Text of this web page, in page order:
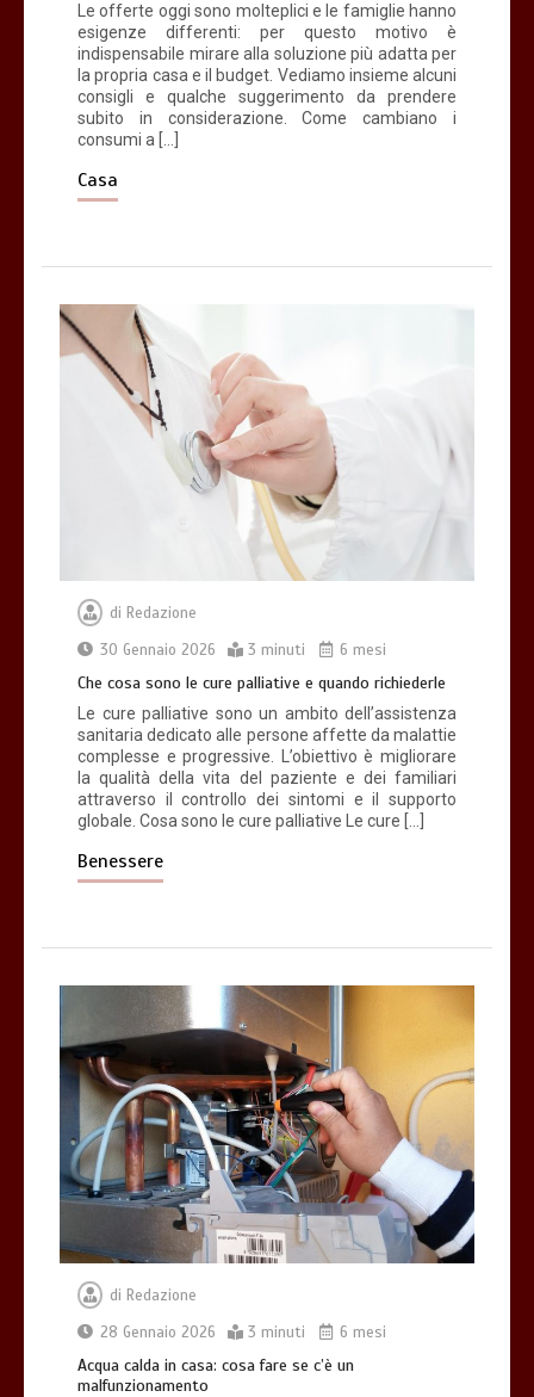
Le offerte oggi sono molteplici e le famiglie hanno
esigenze differenti: per questo motivo è
indispensabile mirare alla soluzione più adatta per
la propria casa e il budget. Vediamo insieme alcuni
consigli e qualche suggerimento da prendere
subito in considerazione. Come cambiano i
consumi a […]
Casa
di Redazione
30 Gennaio 2026
3 minuti 6 mesi
Che cosa sono le cure palliative e quando richiederle
Le cure palliative sono un ambito dell’assistenza
sanitaria dedicato alle persone affette da malattie
complesse e progressive. L’obiettivo è migliorare
la qualità della vita del paziente e dei familiari
attraverso il controllo dei sintomi e il supporto
globale. Cosa sono le cure palliative Le cure […]
Benessere
di Redazione
28 Gennaio 2026
3 minuti 6 mesi
Acqua calda in casa: cosa fare se c’è un
malfunzionamento